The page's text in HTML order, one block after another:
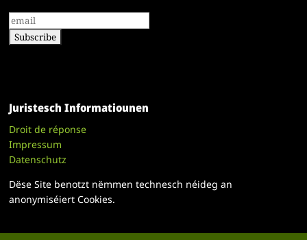
Juristesch Informatiounen
Droit de réponse
Impressum
Datenschutz
Dëse Site benotzt nëmmen technesch néideg an
anonymiséiert Cookies.